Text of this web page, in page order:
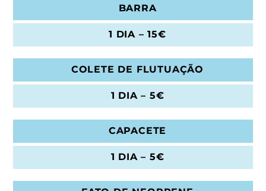
BARRA
1 DIA – 15€
COLETE DE FLUTUAÇÃO
1 DIA – 5€
CAPACETE
1 DIA – 5€